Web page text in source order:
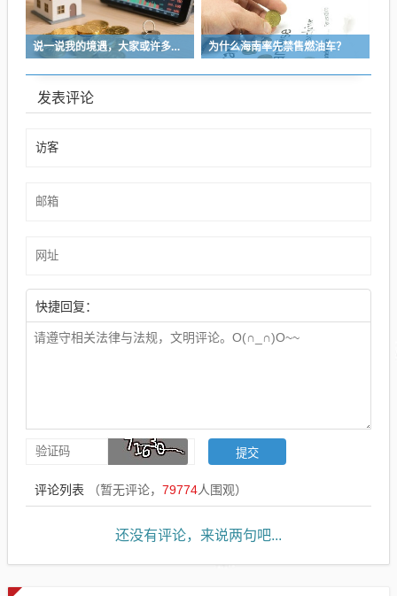
说一说我的境遇，大家或许多少能对于长沙这座城的人事物有些体会 为什么海南率先禁售燃油车？
发表评论
快捷回复：
评论列表 （暂无评论， 79774人围观）
还没有评论，来说两句吧...